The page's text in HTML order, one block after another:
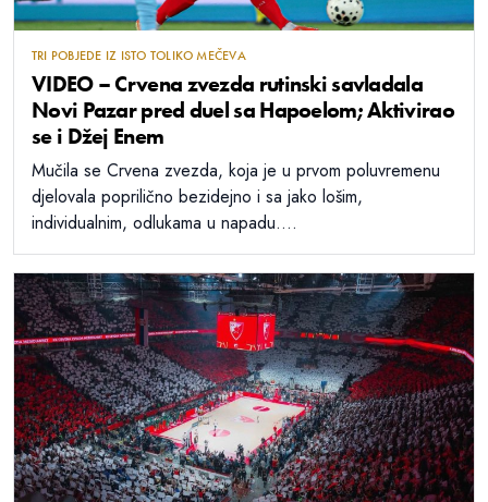
TRI POBJEDE IZ ISTO TOLIKO MEČEVA
VIDEO – Crvena zvezda rutinski savladala
Novi Pazar pred duel sa Hapoelom; Aktivirao
se i Džej Enem
Mučila se Crvena zvezda, koja je u prvom poluvremenu
djelovala poprilično bezidejno i sa jako lošim,
individualnim, odlukama u napadu....